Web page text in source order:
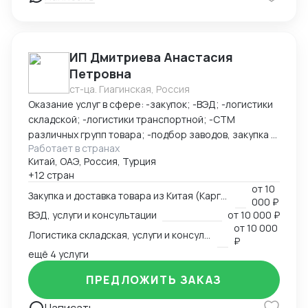
ИП Дмитриева Анастасия
Петровна
ст-ца. Гиагинская, Россия
Оказание услуг в сфере: -закупок; -ВЭД; -логистики
складской; -логистики транспортной; -СТМ
различных групп товара; -подбор заводов, закупка и
доставка товара из Китая (КАРГО и Белый ввоз)
Страны с которыми работаю по сей день: Европа,
США, ОАЭ, Турция, Китай, СНГ
Работает в странах
Китай, ОАЭ, Россия, Турция
+12 стран
от10
000 ₽
ВЭД, услуги и консультации
от10 000 ₽
от10 000
₽
ещё 4 услуги
ПРЕДЛОЖИТЬ ЗАКАЗ